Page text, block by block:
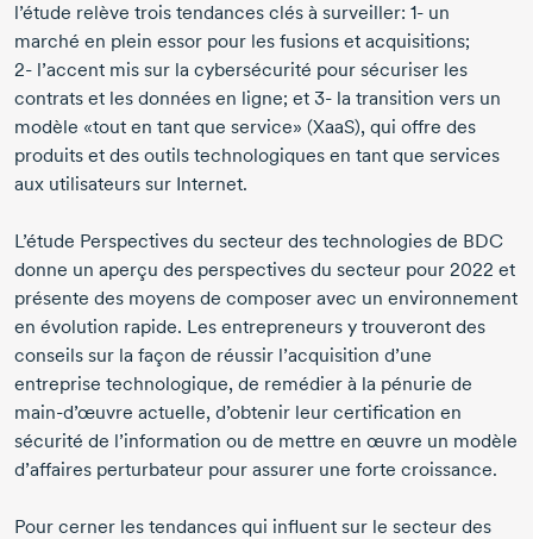
l’étude relève trois tendances clés à surveiller: 1- un
marché en plein essor pour les fusions et acquisitions;
2- l’accent mis sur la cybersécurité pour sécuriser les
contrats et les données en ligne; et 3- la transition vers un
modèle «tout en tant que service» (XaaS), qui offre des
produits et des outils technologiques en tant que services
aux utilisateurs sur Internet.
L’étude Perspectives du secteur des technologies de BDC
donne un aperçu des perspectives du secteur pour 2022 et
présente des moyens de composer avec un environnement
en évolution rapide. Les entrepreneurs y trouveront des
conseils sur la façon de réussir l’acquisition d’une
entreprise technologique, de remédier à la pénurie de
main-d’œuvre actuelle, d’obtenir leur certification en
sécurité de l’information ou de mettre en œuvre un modèle
d’affaires perturbateur pour assurer une forte croissance.
Pour cerner les tendances qui influent sur le secteur des